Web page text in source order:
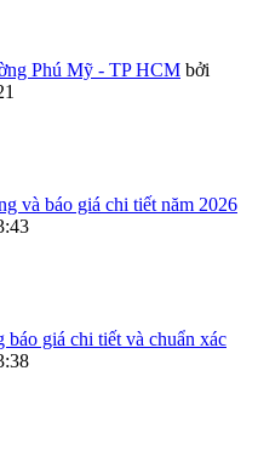
Phú Mỹ - TP HCM bởi
và báo giá chi tiết năm 2026
giá chi tiết và chuẩn xác